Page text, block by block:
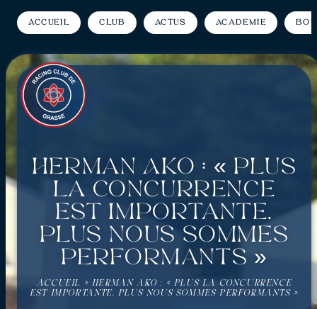
Accueil Club Actus Académie
Herman Ako : « Plus
la concurrence
est importante,
plus nous sommes
performants »
ACCUEIL » HERMAN AKO : « PLUS LA CONCURRENCE
EST IMPORTANTE, PLUS NOUS SOMMES PERFORMANTS »